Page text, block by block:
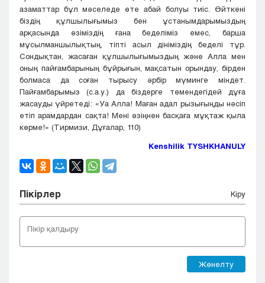
азаматтар бұл мәселеде өте абай болуы тиіс. Өйткені
біздің құлшылығымыз бен ұстанымдарымыздың
арқасында өзіміздің ғана беделіміз емес, барша
мұсылманшылықтың, тіпті асыл дініміздің беделі тұр.
Сондықтан, жасаған құлшылығымыздың және Алла мен
оның пайғамбарының бұйрығын, мақсатын орындау, бірден
болмаса да соған тырысу әрбір мүминге міндет.
Пайғамбарымыз (с.а.у.) да біздерге төмендегідей дұға
жасауды үйретеді: «Уа Алла! Маған адал рызығыңды нәсіп
етіп арамдардан сақта! Мені өзіңнен басқаға мұқтаж қыла
көрме!» (Тирмизи, Дұғалар, 110)
Kenshilik TYSHKHANULY
Пікірлер Кіру
Жөнелту